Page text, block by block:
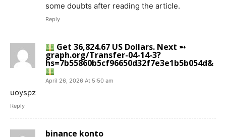
some doubts after reading the article.
Reply
Get 36,824.67 US Dollars. Next ➵
graph.org/Transfer-04-14-3?
hs=7b55860b5cf96650d32f7e3e1b5b054d&
April 26, 2026 At 5:50 am
uoyspz
Reply
binance konto